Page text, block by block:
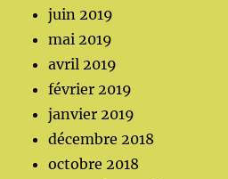
juin 2019
mai 2019
avril 2019
février 2019
janvier 2019
décembre 2018
octobre 2018